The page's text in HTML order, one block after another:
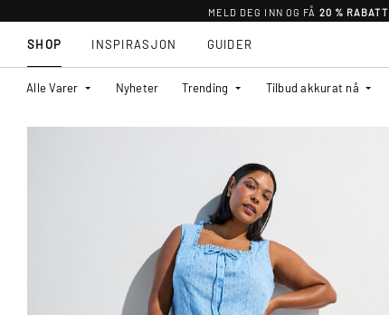
MELD DEG INN OG FÅ 20 % RABATT
SHOP
Alle Varer Nyheter Trending Tilbud akkurat nå
INSPIRASJON GUIDER